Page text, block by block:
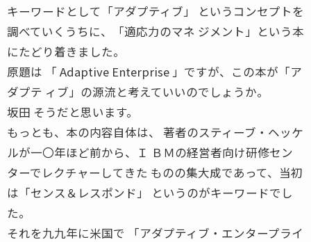
キーワードとして「アダプティブ」 というコンセプトを
調べていくうちに、「適応力のマネ ジメント」という本
にたどり着きました。
原題は 「 Adaptive Enterprise 」ですが、この本が「ア
ダプテ ィブ」の源流と考えていいのでしょうか。
坂田 そうだと思います。
もっとも、本の内容自体は、 著者のスティーブ・ヘッケ
ルが一〇年ほど前から、Ｉ ＢＭの経営者向け研修セン
ターでレクチャーしてきた ものの集大成であって、当初
は「センス＆レスポンド」 というのがキーワードでし
た。
それを九九年に米国で 「アダプティブ・エンタープライ